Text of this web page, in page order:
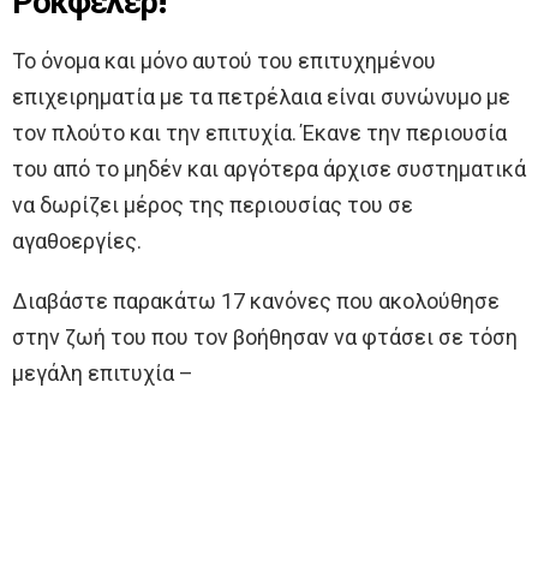
Το όνομα και μόνο αυτού του επιτυχημένου
επιχειρηματία με τα πετρέλαια είναι συνώνυμο με
τον πλούτο και την επιτυχία. Έκανε την περιουσία
του από το μηδέν και αργότερα άρχισε συστηματικά
να δωρίζει μέρος της περιουσίας του σε
αγαθοεργίες.
Διαβάστε παρακάτω 17 κανόνες που ακολούθησε
στην ζωή του που τον βοήθησαν να φτάσει σε τόση
μεγάλη επιτυχία –